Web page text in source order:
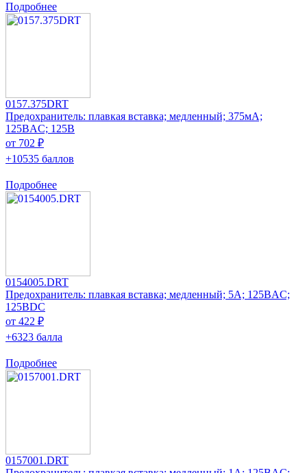
Подробнее
0157.375DRT
Предохранитель: плавкая вставка; медленный; 375мА;
125ВAC; 125В
от 702 ₽
+10535 баллов
Подробнее
0154005.DRT
Предохранитель: плавкая вставка; медленный; 5А; 125ВAC;
125ВDC
от 422 ₽
+6323 балла
Подробнее
0157001.DRT